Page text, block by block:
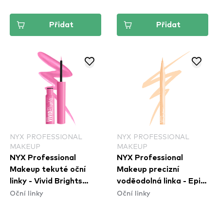
Přidat Přidat
NYX PROFESSIONAL
MAKEUP
NYX Professional
Makeup tekuté oční
linky - Vivid Brights
Colored Liquid Eyeliner
Oční linky
NYX PROFESSIONAL
MAKEUP
NYX Professional
Makeup precizní
voděodolná linka - Epic
Ink Waterproof Liner -
Oční linky